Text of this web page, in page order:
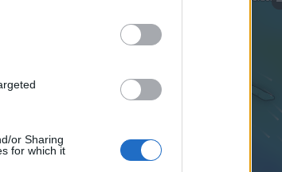
or Sharing
for which it